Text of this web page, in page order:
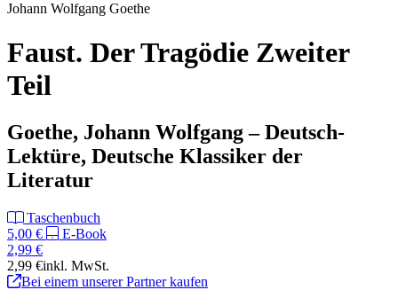
Johann Wolfgang Goethe
Faust. Der Tragödie Zweiter
Teil
Goethe, Johann Wolfgang – Deutsch-
Lektüre, Deutsche Klassiker der
Literatur
Taschenbuch
5,00 €
E-Book
2,99 €
2,99 €inkl. MwSt.
Bei einem unserer Partner kaufen